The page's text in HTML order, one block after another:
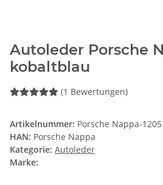
Autoleder Porsche
kobaltblau
(1 Bewertungen)
Artikelnummer: Porsche Nappa-
HAN: Porsche Nappa
Kategorie: Autoleder
Marke: